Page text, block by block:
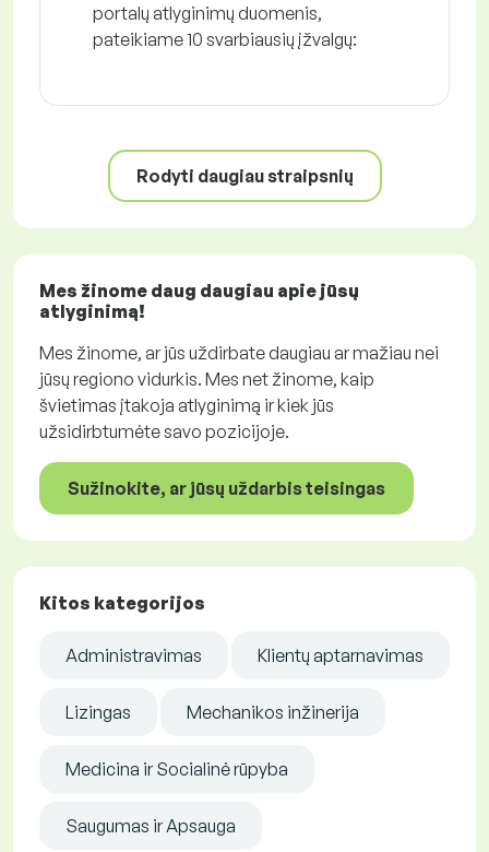
portalų atlyginimų duomenis,
pateikiame 10 svarbiausių įžvalgų:
Rodyti daugiau straipsnių
Mes žinome daug daugiau apie jūsų
atlyginimą!
Mes žinome, ar jūs uždirbate daugiau ar mažiau nei
jūsų regiono vidurkis. Mes net žinome, kaip
švietimas įtakoja atlyginimą ir kiek jūs
užsidirbtumėte savo pozicijoje.
Sužinokite, ar jūsų uždarbis teisingas
Kitos kategorijos
Administravimas Klientų aptarnavimas
Lizingas Mechanikos inžinerija
Medicina ir Socialinė rūpyba
Saugumas ir Apsauga